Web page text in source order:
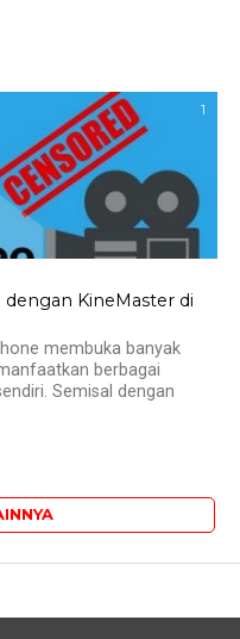
1
dengan KineMaster di
membuka banyak
berbagai
Semisal dengan